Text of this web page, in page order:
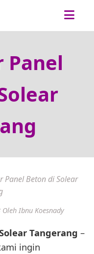
Panel
Panel Beton di Solear
Oleh Ibnu Koesnady
Tangerang –
ingin